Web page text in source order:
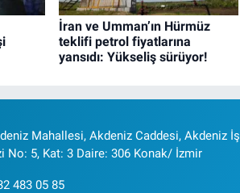
İran ve Umman’ın Hürmüz
teklifi petrol fiyatlarına
yansıdı: Yükseliş sürüyor!
Mahallesi, Akdeniz Caddesi, Akdeniz İş
No: 5, Kat: 3 Daire: 306 Konak/ İzmir
483 05 85